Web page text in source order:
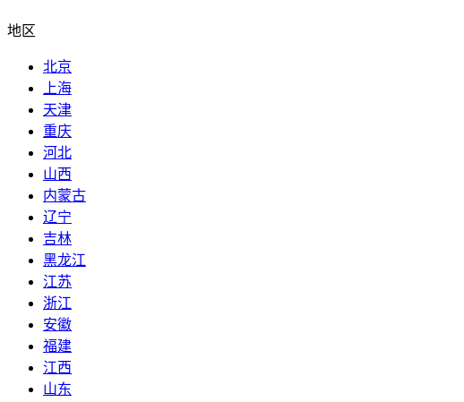
地区
北京
上海
天津
重庆
河北
山西
内蒙古
辽宁
吉林
黑龙江
江苏
浙江
安徽
福建
江西
山东